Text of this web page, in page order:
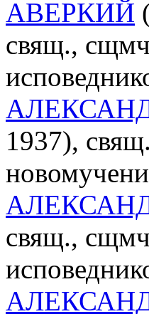
АВЕРКИЙ
свящ.,
1937),
свящ.,